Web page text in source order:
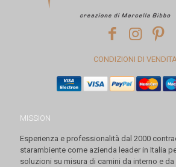
CONDIZIONI DI VENDITA
MISSION
Esperienza e professionalità dal 2000
starambiente come azienda leader in Italia
soluzioni su misura di camini da interno e da